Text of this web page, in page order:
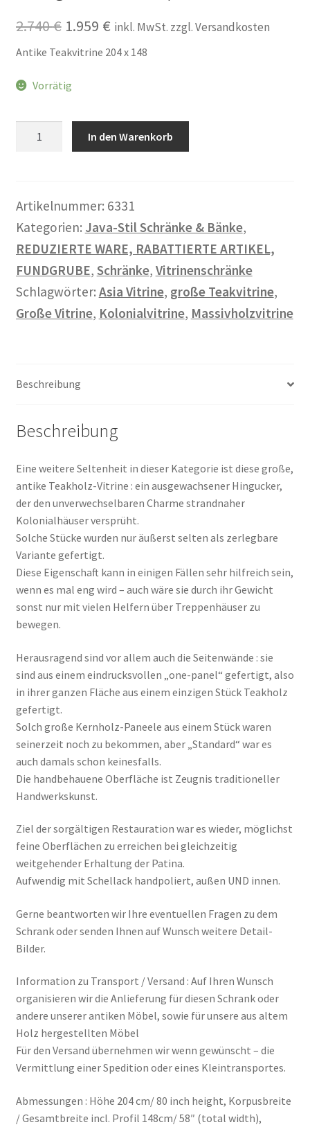
Widerrufsbelehrung
Wohnzimmertisch mit Stühlen
Zahlungsarten
2.740€ Ursprünglicher
Preis
1.959 €Aktueller
Preis
inkl. MwSt. zzgl. Versandkosten
Antike Teakvitrine 204 x 148
Vorrätig
zerlegbar,
mit
one-
panel-
Seiten
Menge
In den Warenkorb
Artikelnummer: 6331
Kategorien: Java-Stil Schränke & Bänke,
REDUZIERTE WARE, RABATTIERTE ARTIKEL,
FUNDGRUBE, Schränke, Vitrinenschränke
Schlagwörter: Asia Vitrine, große Teakvitrine,
Große Vitrine, Kolonialvitrine, Massivholzvitrine
Beschreibung
Beschreibung
Eine weitere Seltenheit in dieser Kategorie ist diese große,
antike Teakholz-Vitrine : ein ausgewachsener Hingucker,
der den unverwechselbaren Charme strandnaher
Kolonialhäuser versprüht.
Solche Stücke wurden nur äußerst selten als zerlegbare
Variante gefertigt.
Diese Eigenschaft kann in einigen Fällen sehr hilfreich sein,
wenn es mal eng wird – auch wäre sie durch ihr Gewicht
sonst nur mit vielen Helfern über Treppenhäuser zu
bewegen.
Herausragend sind vor allem auch die Seitenwände : sie
sind aus einem eindrucksvollen „one-panel“ gefertigt, also
in ihrer ganzen Fläche aus einem einzigen Stück Teakholz
gefertigt.
Solch große Kernholz-Paneele aus einem Stück waren
seinerzeit noch zu bekommen, aber „Standard“ war es
auch damals schon keinesfalls.
Die handbehauene Oberfläche ist Zeugnis traditioneller
Handwerkskunst.
Ziel der sorgältigen Restauration war es wieder, möglichst
feine Oberflächen zu erreichen bei gleichzeitig
weitgehender Erhaltung der Patina.
Aufwendig mit Schellack handpoliert, außen UND innen.
Gerne beantworten wir Ihre eventuellen Fragen zu dem
Schrank oder senden Ihnen auf Wunsch weitere Detail-
Bilder.
Information zu Transport / Versand : Auf Ihren Wunsch
organisieren wir die Anlieferung für diesen Schrank oder
andere unserer antiken Möbel, sowie für unsere aus altem
Holz hergestellten Möbel
Für den Versand übernehmen wir wenn gewünscht – die
Vermittlung einer Spedition oder eines Kleintransportes.
Abmessungen : Höhe 204 cm/ 80 inch height, Korpusbreite
/ Gesamtbreite incl. Profil 148cm/ 58″ (total width),